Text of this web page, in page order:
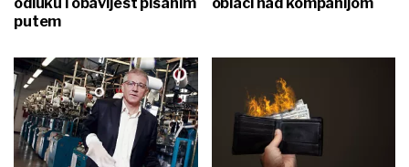
putem